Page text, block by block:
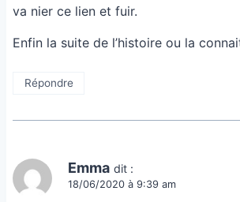
va nier ce lien et fuir.
Enfin la suite de l’histoire ou la
Répondre
Emma dit :
18/06/2020 à 9:39 am